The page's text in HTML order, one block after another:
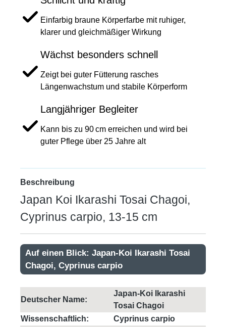
Einfarbig braune Körperfarbe mit ruhiger,
klarer und gleichmäßiger Wirkung
Wächst besonders schnell
Zeigt bei guter Fütterung rasches
Längenwachstum und stabile Körperform
Langjähriger Begleiter
Kann bis zu 90 cm erreichen und wird bei
guter Pflege über 25 Jahre alt
Beschreibung
Japan Koi Ikarashi Tosai Chagoi,
Cyprinus carpio, 13-15 cm
Auf einen Blick: Japan-Koi Ikarashi Tosai
Chagoi, Cyprinus carpio
Deutscher Name:
Japan-Koi Ikarashi
Tosai Chagoi
Wissenschaftlich:
Cyprinus carpio